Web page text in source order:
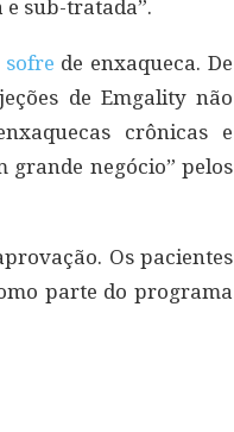
sub-tratada”.
sofre de enxaqueca. De
de Emgality não
crônicas e
grande negócio” pelos
Os pacientes
parte do programa